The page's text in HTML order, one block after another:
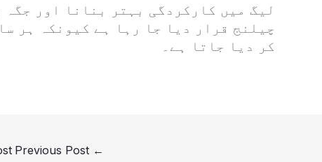
لیگ میں کارکردگی بہتر بنانا اور
چیلنج قرار دیا جا رہا ہے کیونکہ ہر
کر دیا جاتا ہے۔
←